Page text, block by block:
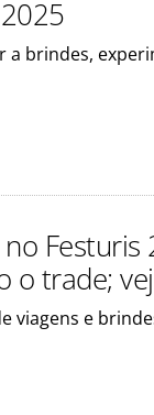
brindes,
no
o trade;
viagens e